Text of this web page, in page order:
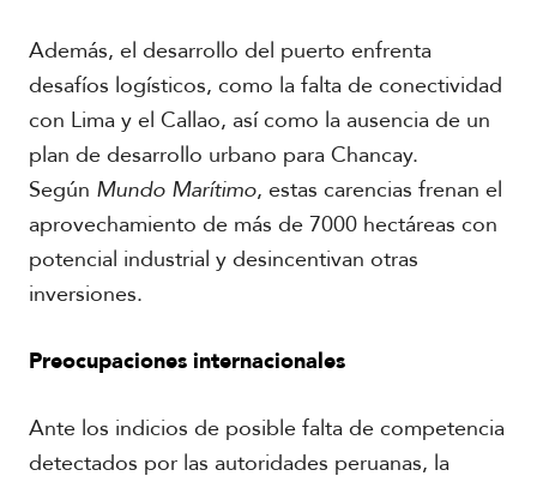
c
a
d
e
m
i
a
V
i
d
o
s
Además, el desarrollo del puerto enfrenta
desafíos logísticos, como la falta de conectividad
con Lima y el Callao, así como la ausencia de un
plan de desarrollo urbano para Chancay.
Según Mundo Marítimo, estas carencias frenan el
aprovechamiento de más de 7000 hectáreas con
potencial industrial y desincentivan otras
inversiones.
Preocupaciones internacionales
Ante los indicios de posible falta de competencia
detectados por las autoridades peruanas, la